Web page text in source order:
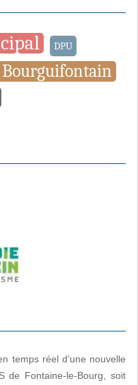
DPU
Bourguifontain
temps réel d’une nouvelle
de Fontaine-le-Bourg, soit